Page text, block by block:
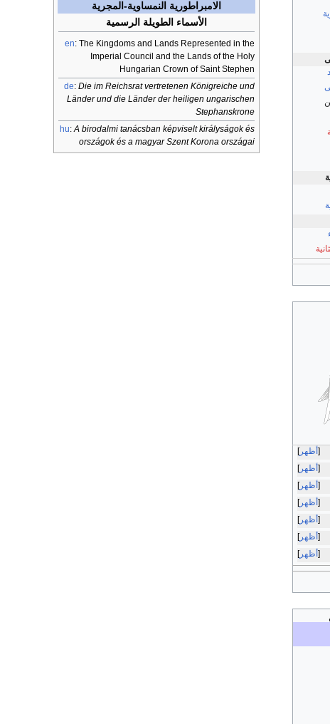
الامبراطورية النمساوية-المجرية
الأسماء الطويلة الرسمية
en: The Kingdoms and Lands Represented in the
Imperial Council and the Lands of the Holy
Hungarian Crown of Saint Stephen
de: Die im Reichsrat vertretenen Königreiche und
Länder und die Länder der heiligen ungarischen
Stephanskrone
hu:A birodalmi tanácsban képviselt királyságok és
országok és a magyar Szent Korona országai
أظهر
أظهر
أظهر
أظهر
أظهر
أظهر
أظهر